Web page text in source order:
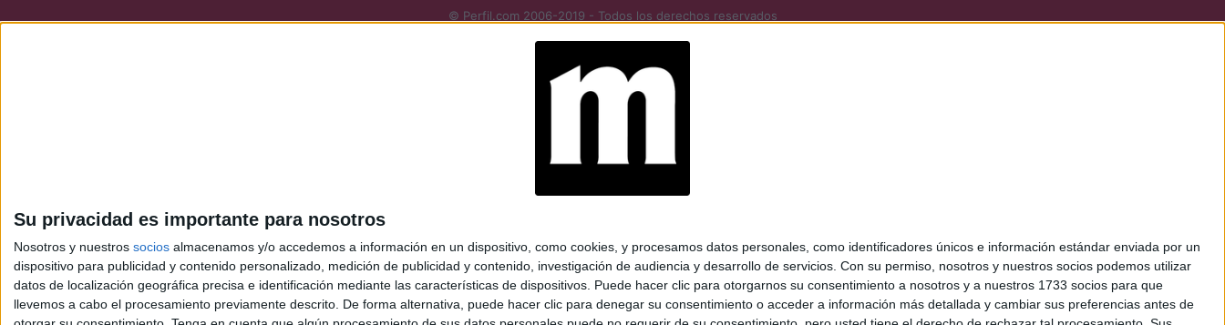
Su privacidad es importante para nosotros
Nosotros y nuestros socios almacenamos y/o accedemos a información en un dispositivo, como cookies, y procesamos datos personales, como identificadores únicos e información estándar enviada por un
dispositivo para publicidad y contenido personalizado, medición de publicidad y contenido, investigación de audiencia y desarrollo de servicios. Con su permiso, nosotros y nuestros socios podemos utilizar
datos de localización geográfica precisa e identificación mediante las características de dispositivos. Puede hacer clic para otorgarnos su consentimiento a nosotros y a nuestros 1733 socios para que
llevemos a cabo el procesamiento previamente descrito. De forma alternativa, puede hacer clic para denegar su consentimiento o acceder a información más detallada y cambiar sus preferencias antes de
© Perfil.com 2006-2019 - Todos los derechos reservados
perfilcom@perfil.com| Propietario: Diario Perfil S.A.